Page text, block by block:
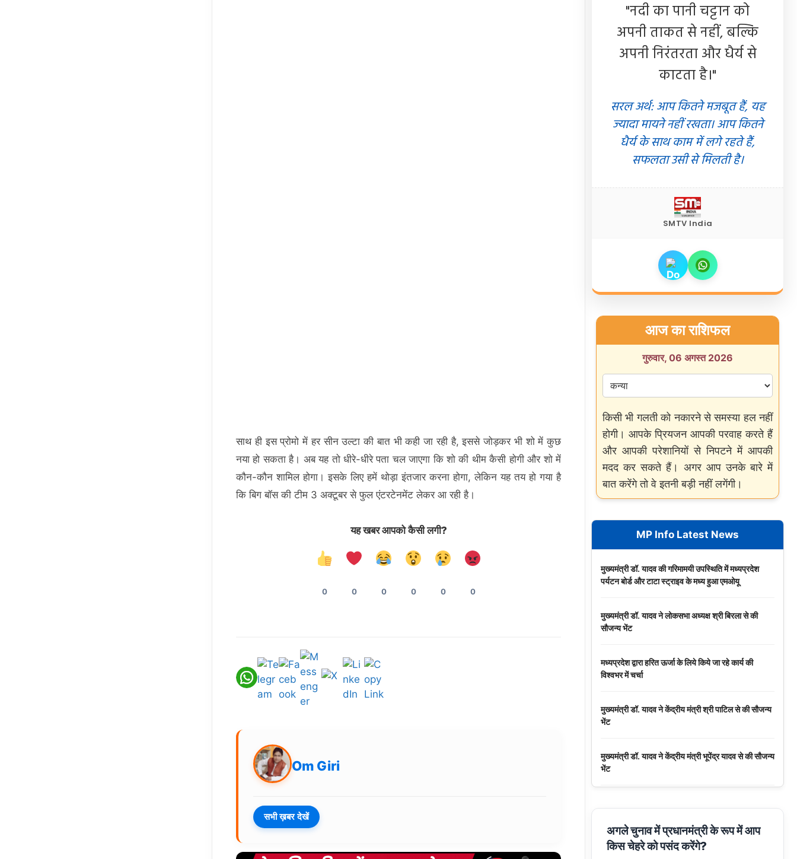
साथ ही इस प्रोमो में हर सीन उल्टा की बात भी कही जा रही है, इससे जोड़कर भी शो में कुछ
नया हो सकता है। अब यह तो धीरे-धीरे पता चल जाएगा कि शो की थीम कैसी होगी और शो में
कौन-कौन शामिल होगा। इसके लिए हमें थोड़ा इंतजार करना होगा, लेकिन यह तय हो गया है
कि बिग बॉस की टीम 3 अक्टूबर से फुल एंटरटेनमेंट लेकर आ रही है।
यह खबर आपको कैसी लगी?
0 0 0 0 0 0
Om Giri
सभी ख़बर देखें
"नदी का पानी चट्टान को
अपनी ताकत से नहीं, बल्कि
अपनी निरंतरता और धैर्य से
काटता है।"
सरल अर्थ: आप कितने मजबूत हैं, यह
ज्यादा मायने नहीं रखता। आप कितने
धैर्य के साथ काम में लगे रहते हैं,
सफलता उसी से मिलती है।
SMTV India
आज का राशिफल
गुरुवार, 06 अगस्त 2026
किसी भी गलती को नकारने से समस्या हल नहीं
होगी। आपके प्रियजन आपकी परवाह करते हैं
और आपकी परेशानियों से निपटने में आपकी
मदद कर सकते हैं। अगर आप उनके बारे में
बात करेंगे तो वे इतनी बड़ी नहीं लगेंगी।
MP Info Latest News
मुख्यमंत्री डॉ. यादव की गरिमामयी उपस्थिति में मध्यप्रदेश
पर्यटन बोर्ड और टाटा स्ट्राइव के मध्य हुआ एमओयू
मुख्यमंत्री डॉ. यादव ने लोकसभा अध्यक्ष श्री बिरला से की
सौजन्य भेंट
मध्यप्रदेश द्वारा हरित ऊर्जा के लिये किये जा रहे कार्य की
विश्वभर में चर्चा
मुख्यमंत्री डॉ. यादव ने केंद्रीय मंत्री श्री पाटिल से की सौजन्य
भेंट
मुख्यमंत्री डॉ. यादव ने केंद्रीय मंत्री भूपेंद्र यादव से की सौजन्य
भेंट
मुख्यमंत्री डॉ. यादव की जनोन्मुखी पहल
अगले चुनाव में प्रधानमंत्री के रूप में आप
किस चेहरे को पसंद करेंगे?